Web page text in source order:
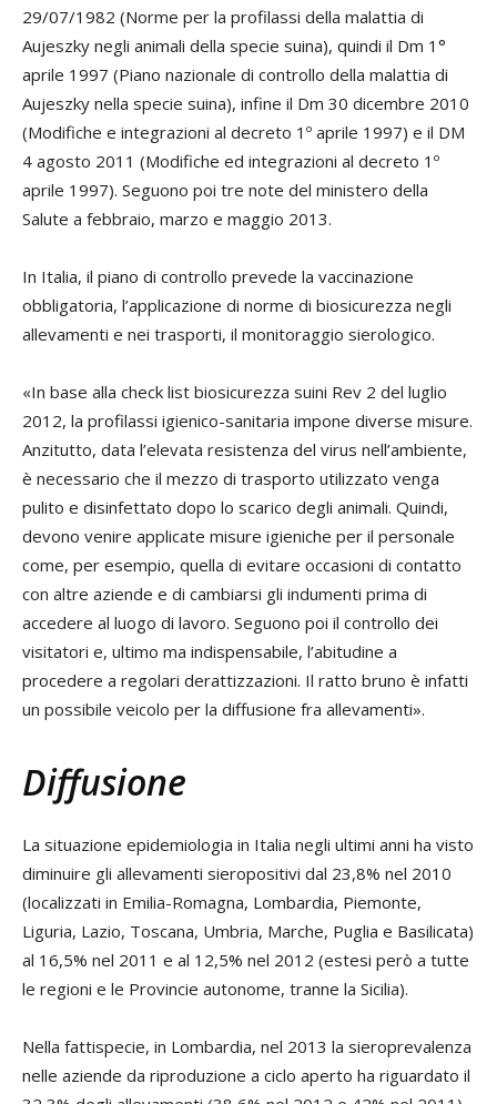
29/07/1982 (Norme per la profilassi della malattia di
Aujeszky negli animali della specie suina), quindi il Dm 1°
aprile 1997 (Piano nazionale di controllo della malattia di
Aujeszky nella specie suina), infine il Dm 30 dicembre 2010
(Modifiche e integrazioni al decreto 1º aprile 1997) e il DM
4 agosto 2011 (Modifiche ed integrazioni al decreto 1º
aprile 1997). Seguono poi tre note del ministero della
Salute a febbraio, marzo e maggio 2013.
In Italia, il piano di controllo prevede la vaccinazione
obbligatoria, l’applicazione di norme di biosicurezza negli
allevamenti e nei trasporti, il monitoraggio sierologico.
«In base alla check list biosicurezza suini Rev 2 del luglio
2012, la profilassi igienico-sanitaria impone diverse misure.
Anzitutto, data l’elevata resistenza del virus nell’ambiente,
è necessario che il mezzo di trasporto utilizzato venga
pulito e disinfettato dopo lo scarico degli animali. Quindi,
devono venire applicate misure igieniche per il personale
come, per esempio, quella di evitare occasioni di contatto
con altre aziende e di cambiarsi gli indumenti prima di
accedere al luogo di lavoro. Seguono poi il controllo dei
visitatori e, ultimo ma indispensabile, l’abitudine a
procedere a regolari derattizzazioni. Il ratto bruno è infatti
un possibile veicolo per la diffusione fra allevamenti».
Diffusione
La situazione epidemiologia in Italia negli ultimi anni ha visto
diminuire gli allevamenti sieropositivi dal 23,8% nel 2010
(localizzati in Emilia-Romagna, Lombardia, Piemonte,
Liguria, Lazio, Toscana, Umbria, Marche, Puglia e Basilicata)
al 16,5% nel 2011 e al 12,5% nel 2012 (estesi però a tutte
le regioni e le Provincie autonome, tranne la Sicilia).
Nella fattispecie, in Lombardia, nel 2013 la sieroprevalenza
nelle aziende da riproduzione a ciclo aperto ha riguardato il